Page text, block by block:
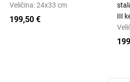
Veličina: 24x33 cm
199,50 €
III